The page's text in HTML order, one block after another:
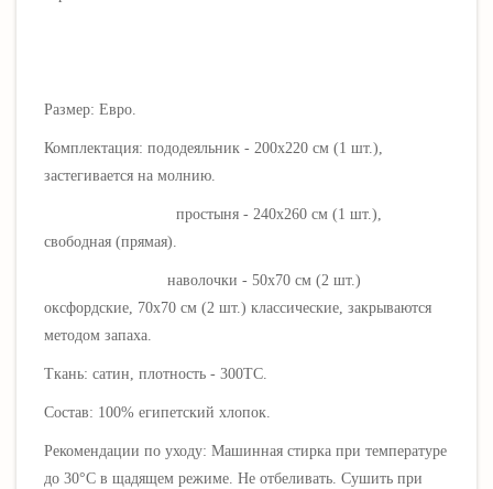
Размер: Евро.
Комплектация: пододеяльник - 200х220 см (1 шт.),
застегивается на молнию.
простыня - 240х260 см (1 шт.),
свободная (прямая).
наволочки - 50х70 см (2 шт.)
оксфордские, 70х70 см (2 шт.) классические, закрываются
методом запаха.
Ткань: сатин, плотность - 300ТС.
Состав: 100% египетский хлопок.
Рекомендации по уходу: Машинная стирка при температуре
до 30°C в щадящем режиме. Не отбеливать. Сушить при